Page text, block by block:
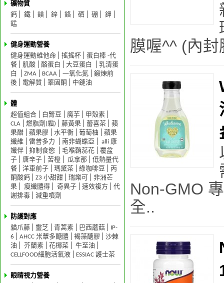
礦物質
鈣
鐵 鎂 鋅 鉻 硒 硼
鉀
錳
健身運動營養
健身運動維他命
搖搖杯
蛋白棒 -代
餐
肌酸 酪蛋白 大豆蛋白
乳清蛋
白
ZMA BCAA 一氧化氮
鍛煉前
後
電解質 睪固酮 中鏈油
體
超值組合
白腎豆 魔芋
甲殼素
CLA
燃脂劑(霜) 藤黃果 蕾喜茶
蘋
果醋
蘋果膠 水平衡 葡萄柚
蘋果
纖維
雷普多力 南非蝴蝶亞
alli 康
孅伴
抑制食慾 毛喉鞘蕊花
覆盆
子
唐辛子 苦橙 瓜拿那
低熱量代
餐
洋車前子 瑪黛茶 綠咖啡豆
丙
酮酸鈣
Z3 小甜甜 瑞樂可
非洲芒
果
瘦纖體得 奇異子 速效複方
代
謝排毒
減重噴劑
防護對應
貓爪藤
靈芝 青蒿素 巴西蘑菇
IP-
6
AHCC 米蕈多醣體 褐藻醣膠
沙棘
油
芥蘭素 花椰菜
牛至油
CELLFOOD細胞活氧液
ESSIAC 護士茶
眼睛視力營養
膜喔^^ (內
Non-GMO
全..